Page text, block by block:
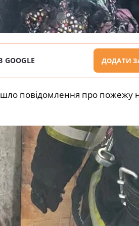
ДОДАТИ
повідомлення про пожежу